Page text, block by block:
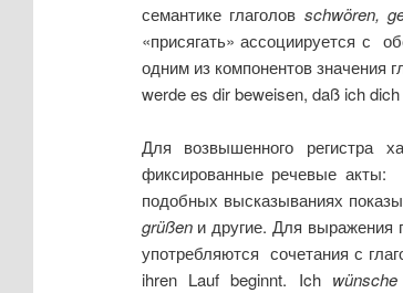
семантике глаголов schwören,
«присягать» ассоциируется с
одним из компонентов значения
werde es dir beweisen, daß ich
Для возвышенного регистра
фиксированные речевые акты:
подобных высказываниях
grüßenи другие. Для выражения
употребляются сочетания с
ihren Lauf beginnt. Ich wünsche